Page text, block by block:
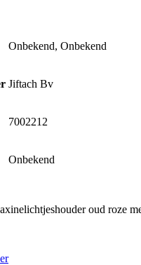
Onbekend, Onbekend
Jiftach Bv
7002212
Onbekend
oud roze